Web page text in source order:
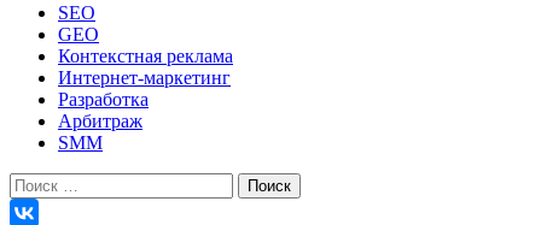
SEO
GEO
Контекстная реклама
Интернет-маркетинг
Разработка
Арбитраж
SMM
Найти: